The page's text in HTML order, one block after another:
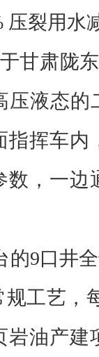
压裂用水
甘肃陇
压液态的
指挥车
数，一
的9口井
工艺，
岩油产